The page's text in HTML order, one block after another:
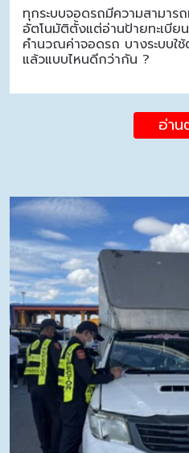
ทุกระบบจอดรถมีความสามาร
อัตโนมัติตั้งแต่อ่านป้ายทะเบีย
คำนวณค่าจอดรถ บางระบบใช้
แล้วแบบไหนดีกว่ากัน ?
อ่าน